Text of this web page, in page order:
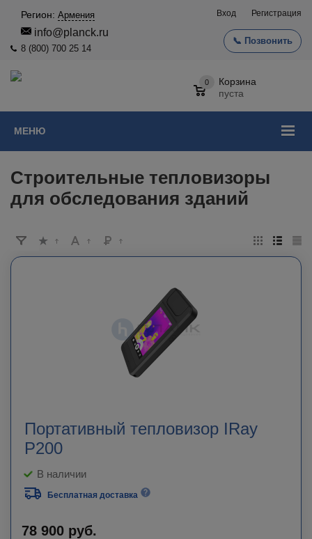
Регион: Армения
info@planck.ru
8 (800) 700 25 14
📞 Позвонить
Вход Регистрация
МЕНЮ
0
Корзина
пуста
Строительные тепловизоры
для обследования зданий
Портативный тепловизор IRay
P200
В наличии
Бесплатная доставка
78 900 руб.